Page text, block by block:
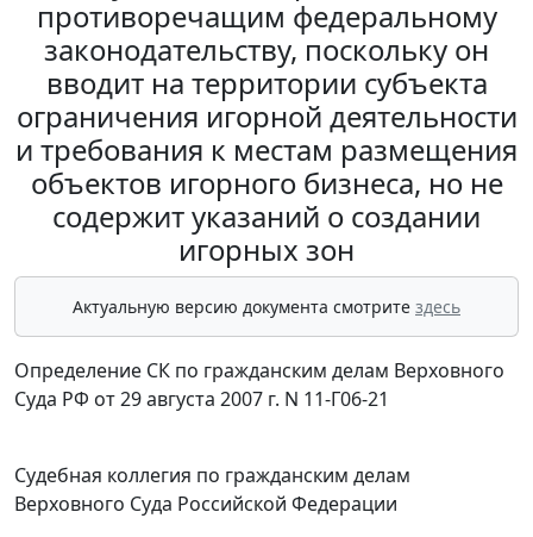
противоречащим федеральному
законодательству, поскольку он
вводит на территории субъекта
ограничения игорной деятельности
и требования к местам размещения
объектов игорного бизнеса, но не
содержит указаний о создании
игорных зон
Актуальную версию документа смотрите здесь
Определение СК по гражданским делам Верховного
Суда РФ от 29 августа 2007 г. N 11-Г06-21
Судебная коллегия по гражданским делам
Верховного Суда Российской Федерации